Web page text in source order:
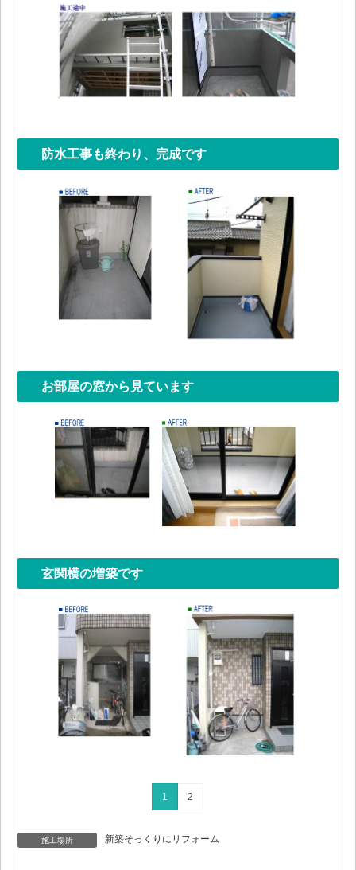
防水工事も終わり、完成です
お部屋の窓から見ています
玄関横の増築です
1 2
施工場所 新築そっくりにリフォーム